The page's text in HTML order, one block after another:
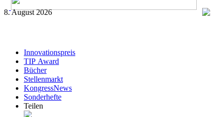
8. August 2026
Innovationspreis
TIP Award
Bücher
Stellenmarkt
KongressNews
Sonderhefte
Teilen